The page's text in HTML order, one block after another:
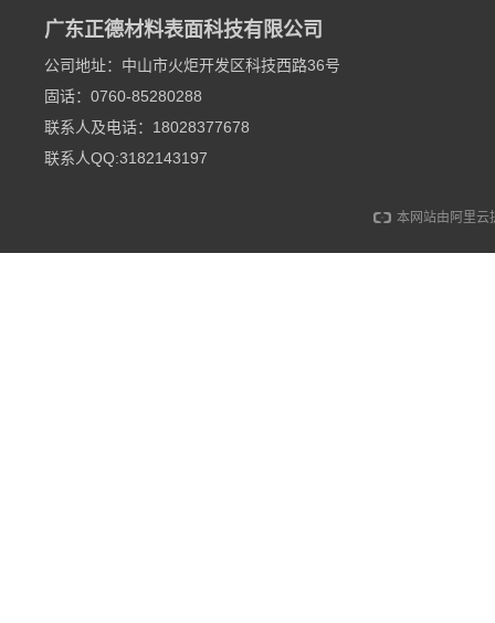
广东正德材料表面科技有限公司
公司地址：中山市火炬开发区科技西路36号
固话：0760-85280288
联系人及电话：18028377678
联系人QQ:3182143197
本网站由阿里云